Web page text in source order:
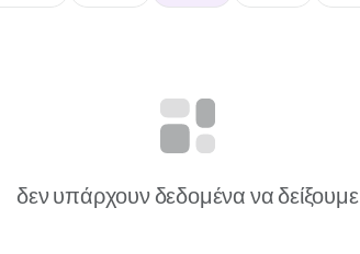
δεν υπάρχουν δεδομένα να δείξουμε